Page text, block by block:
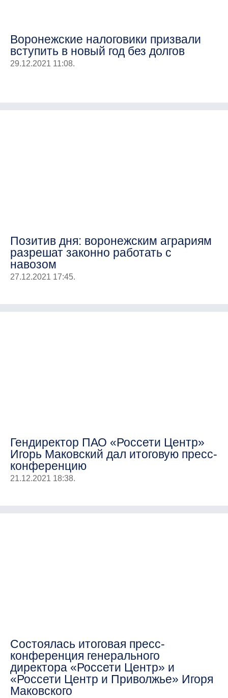
Воронежские налоговики призвали
вступить в новый год без долгов
29.12.2021 11:08.
Позитив дня: воронежским аграриям
разрешат законно работать с
навозом
27.12.2021 17:45.
Гендиректор ПАО «Россети Центр»
Игорь Маковский дал итоговую пресс-
конференцию
21.12.2021 18:38.
Состоялась итоговая пресс-
конференция генерального
директора «Россети Центр» и
«Россети Центр и Приволжье» Игоря
Маковского